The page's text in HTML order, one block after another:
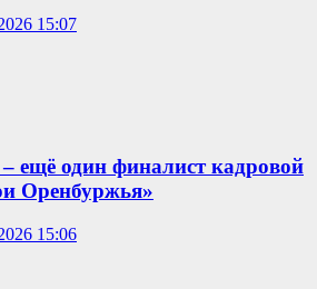
15:07
ещё один финалист кадровой
Оренбуржья»
15:06